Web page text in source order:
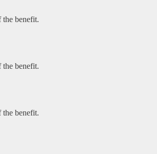
the benefit.
the benefit.
the benefit.